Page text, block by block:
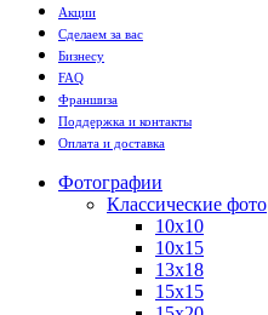
Акции
Сделаем за вас
Бизнесу
FAQ
Франшиза
Поддержка и контакты
Оплата и доставка
Фотографии
Классические фото
10х10
10х15
13х18
15х15